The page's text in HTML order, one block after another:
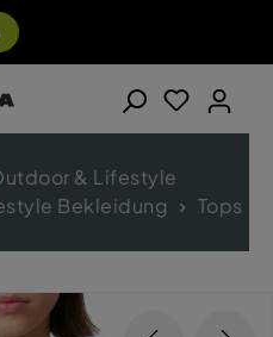
& Lifestyle
Bekleidung
Tops